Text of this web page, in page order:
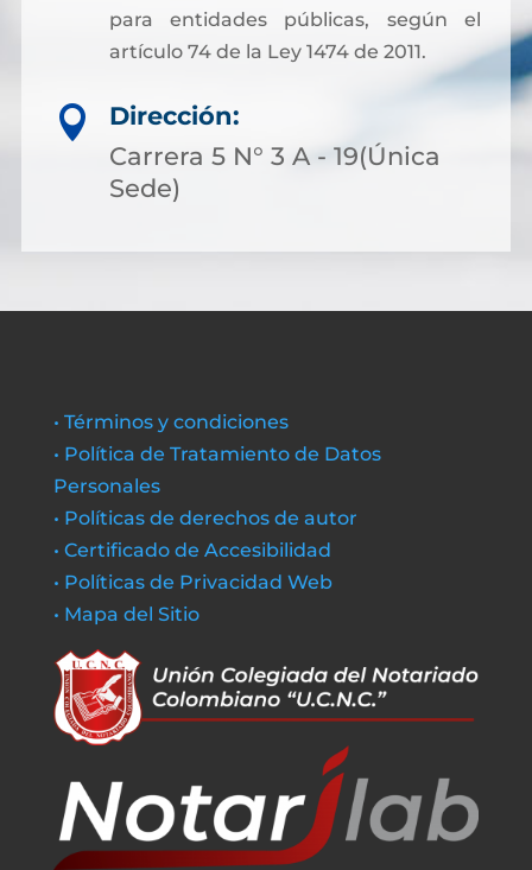
para entidades públicas, según el
artículo 74 de la Ley 1474 de 2011.

Dirección:
Carrera 5 N° 3 A - 19(Única
Sede)
• Términos y condiciones
• Política de Tratamiento de Datos
Personales
• Políticas de derechos de autor
• Certificado de Accesibilidad
• Políticas de Privacidad Web
• Mapa del Sitio